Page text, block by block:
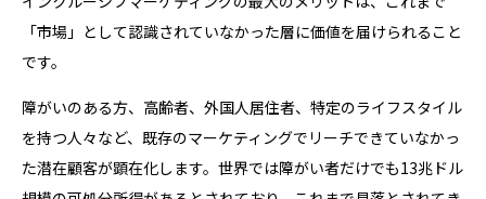
「市場」として認識されていなかった層に価値を届けられること
です。
障がいのある方、高齢者、外国人居住者、特定のライフスタイル
を持つ人々など、既存のマーケティングでリーチできていなかっ
た潜在顧客が顕在化します。世界では障がい者だけでも13兆ドル